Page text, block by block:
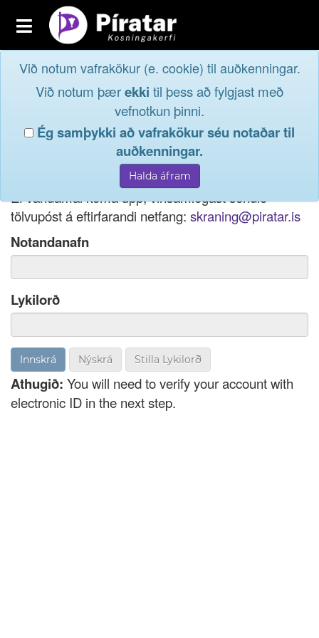
Toggle
navigation
Aðildarfélög
Innskrá
Við notum vafrakökur (e. cookie) til auðkenningar.
Við notum þærekki til þess að fylgjast með
vefnotkun þinni.
Ég samþykki að vafrakökur séu notaðar til
auðkenningar.
Innskráog taktu þátt í
lýðræðinu...
Ef þú hefur gleymt notendanafni þínu, þá má einnig
nota netfang eða kennitölu til innskráningar.
Ef vandamál koma upp, vinsamlegast sendið
tölvupóst á eftirfarandi netfang: skraning@piratar.is
Notandanafn
Lykilorð
Nýskrá Stilla Lykilorð
Athugið: You will need to verify your account with
electronic ID in the next step.